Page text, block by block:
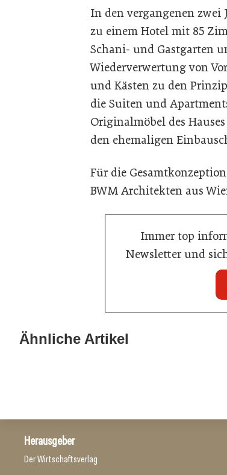
In den vergangenen zwei
zu einem Hotel mit 85
Schani- und Gastgarten
Wiederverwertung von
und Kästen zu den
die Suiten und
Originalmöbel des
den ehemaligen
Für die
BWM Architekten aus
Immer top
Newsletter und
Ähnliche Artikel
Land Steiermark startet
Herausgeber
Der Wirtschaftsverlag